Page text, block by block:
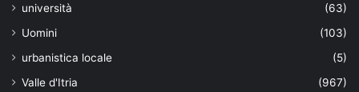
università
(63)
Uomini
(103)
urbanistica locale
(5)
Valle d'Itria
(967)